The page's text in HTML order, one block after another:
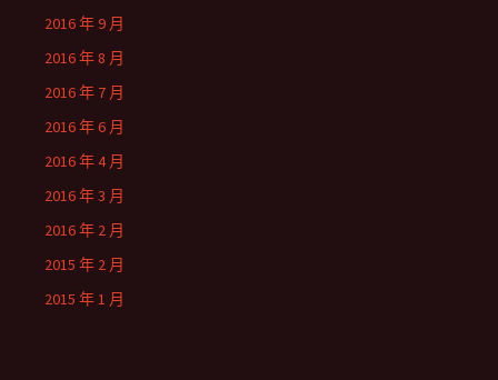
2016 年 9 月
2016 年 8 月
2016 年 7 月
2016 年 6 月
2016 年 4 月
2016 年 3 月
2016 年 2 月
2015 年 2 月
2015 年 1 月